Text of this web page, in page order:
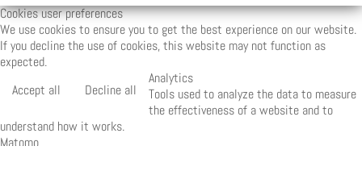
Cookies user preferences
We use cookies to ensure you to get the best experience on our website.
If you decline the use of cookies, this website may not function as
expected.
Accept all
Decline all
Analytics
Tools used to analyze the data to measure
the effectiveness of a website and to
understand how it works.
Matomo